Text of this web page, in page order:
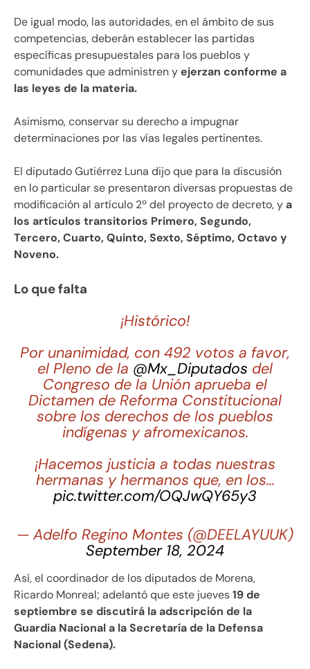
De igual modo, las autoridades, en el ámbito de sus
competencias, deberán establecer las partidas
específicas presupuestales para los pueblos y
comunidades que administren yejerzan conforme a
las leyes de la materia.
Asimismo, conservar su derecho a impugnar
determinaciones por las vías legales pertinentes.
El diputado Gutiérrez Luna dijo que para la discusión
en lo particular se presentaron diversas propuestas de
modificación al artículo 2º del proyecto de decreto, ya
los artículos transitorios Primero, Segundo,
Tercero, Cuarto, Quinto, Sexto, Séptimo, Octavo y
Noveno.
Lo que falta
¡Histórico!
Por unanimidad, con 492 votos a favor,
el Pleno de la @Mx_Diputados del
Congreso de la Unión aprueba el
Dictamen de Reforma Constitucional
sobre los derechos de los pueblos
indígenas y afromexicanos.
¡Hacemos justicia a todas nuestras
hermanas y hermanos que, en los…
pic.twitter.com/OQJwQY65y3
— Adelfo Regino Montes (@DEELAYUUK)
September 18, 2024
Así, el coordinador de los diputados de Morena,
Ricardo Monreal; adelantó que este jueves19 de
septiembre se discutirá la adscripción de la
Guardia Nacional a la Secretaría de la Defensa
Nacional (Sedena).